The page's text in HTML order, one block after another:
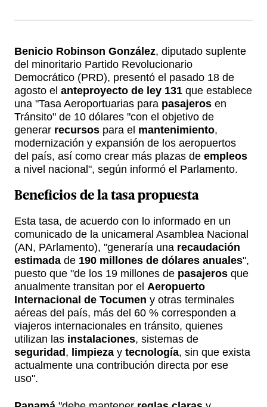
Benicio Robinson González, diputado suplente
del minoritario Partido Revolucionario
Democrático (PRD), presentó el pasado 18 de
agosto el anteproyecto de ley 131 que establece
una "Tasa Aeroportuarias para pasajeros en
Tránsito" de 10 dólares "con el objetivo de
generar recursos para el mantenimiento,
modernización y expansión de los aeropuertos
del país, así como crear más plazas de empleos
a nivel nacional", según informó el Parlamento.
Beneficios de la tasa propuesta
Esta tasa, de acuerdo con lo informado en un
comunicado de la unicameral Asamblea Nacional
(AN, PArlamento), "generaría una recaudación
estimada de 190 millones de dólares anuales",
puesto que "de los 19 millones de pasajeros que
anualmente transitan por el Aeropuerto
Internacional de Tocumen y otras terminales
aéreas del país, más del 60 % corresponden a
viajeros internacionales en tránsito, quienes
utilizan las instalaciones, sistemas de
seguridad , limpieza y tecnología, sin que exista
actualmente una contribución directa por ese
uso".